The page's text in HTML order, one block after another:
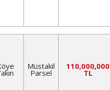
Müstakil
Parsel
110,000,000
TL